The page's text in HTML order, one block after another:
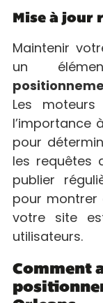
Mise à jour
Maintenir
un
Les
l’importance
pour
les requêtes
publier
pour montrer
votre site
utilisateurs.
Comment